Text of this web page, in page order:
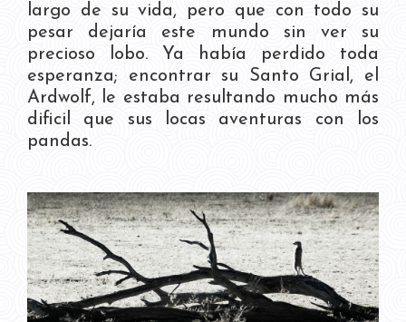
largo de su vida, pero que con todo su
pesar dejaría este mundo sin ver su
precioso lobo. Ya había perdido toda
esperanza; encontrar su Santo Grial, el
Ardwolf, le estaba resultando mucho más
dificil que sus locas aventuras con los
pandas.